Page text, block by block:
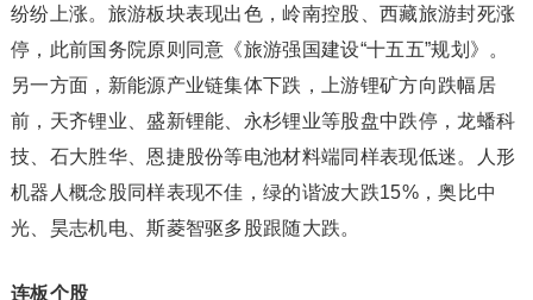
纷纷上涨。旅游板块表现出色，岭南控股、西藏旅游封死涨
停，此前国务院原则同意《旅游强国建设“十五五”规划》。
另一方面，新能源产业链集体下跌，上游锂矿方向跌幅居
前，天齐锂业、盛新锂能、永杉锂业等股盘中跌停，龙蟠科
技、石大胜华、恩捷股份等电池材料端同样表现低迷。人形
机器人概念股同样表现不佳，绿的谐波大跌15%，奥比中
光、昊志机电、斯菱智驱多股跟随大跌。
连板个股